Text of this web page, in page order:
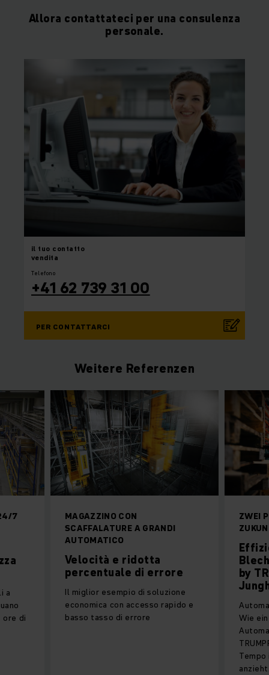
Allora contattateci per una consulenza
personale.
il tuo contatto
vendita
Telefono
+41 62 739 31 00
PER CONTATTARCI
Weitere Referenzen
MAGAZZINO CON
SCAFFALATURE A GRANDI
AUTOMATICO
Velocità e ridotta
percentuale di errore
Il miglior esempio di soluzione
economica con accesso rapido e
basso tasso di errore
ZWEI
by
Wie
7
a
ore di